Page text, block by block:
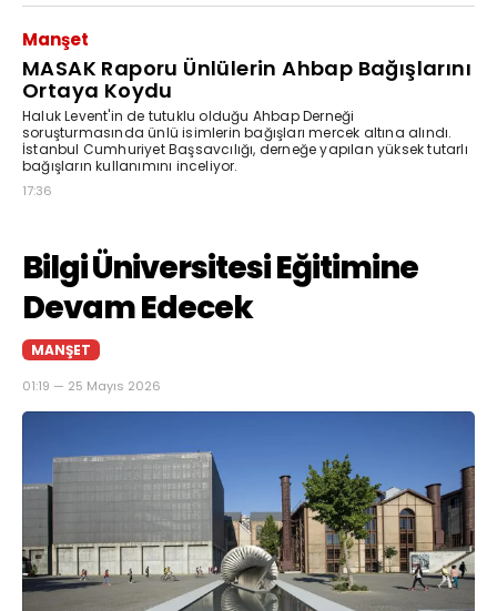
Manşet
MASAK Raporu Ünlülerin Ahbap Bağışlarını
Ortaya Koydu
Haluk Levent'in de tutuklu olduğu Ahbap Derneği
soruşturmasında ünlü isimlerin bağışları mercek altına alındı.
İstanbul Cumhuriyet Başsavcılığı, derneğe yapılan yüksek tutarlı
bağışların kullanımını inceliyor.
17:36